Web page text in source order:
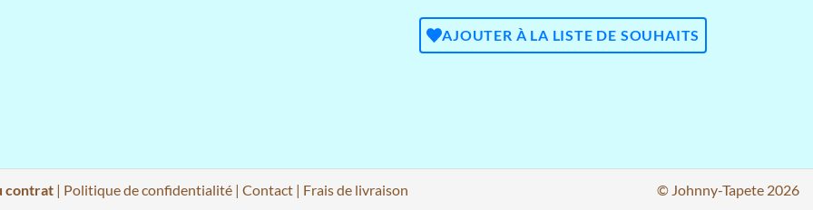
AJOUTER À LA LISTE DE SOUHAITS
contrat | Politique de confidentialité | Contact | Frais de livraison © Johnny-Tapete 2026